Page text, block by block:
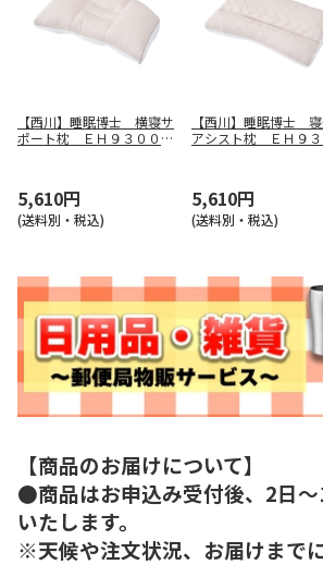
【西川】睡眠博士 横寝サ
ポート枕 ＥＨ９３００９
5,610円
(送料別・税込)
【西川】睡眠博士
アシスト枕 ＥＨ９３
5,610円
(送料別・税込)
【商品のお届けについて】
●商品はお申込み受付後、2日
いたします。
※天候や注文状況、お届けまで